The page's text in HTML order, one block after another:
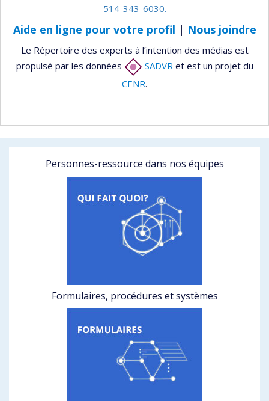
514-343-6030.
Aide en ligne pour votre profil | Nous joindre
Le Répertoire des experts à l’intention des médias est
propulsé par les données
SADVRet est un projet du
CENR.
Personnes-ressource dans nos équipes
Formulaires, procédures et systèmes